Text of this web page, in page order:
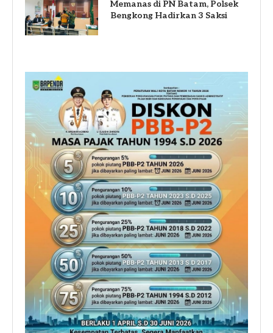
Memanas di PN Batam, Polsek
Bengkong Hadirkan 3 Saksi